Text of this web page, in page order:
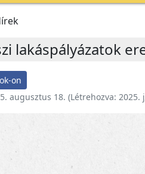
lakáspályázatok
on
augusztus 18. (Létrehozva: 2025.